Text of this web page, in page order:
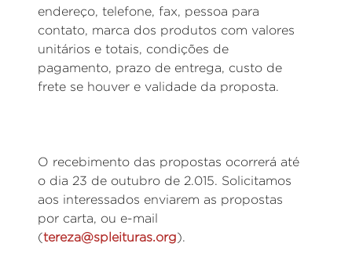
endereço, telefone, fax, pessoa para
contato, marca dos produtos com valores
unitários e totais, condições de
pagamento, prazo de entrega, custo de
frete se houver e validade da proposta.
O recebimento das propostas ocorrerá até
o dia 23 de outubro de 2.015. Solicitamos
aos interessados enviarem as propostas
por carta, ou e-mail
(tereza@spleituras.org).